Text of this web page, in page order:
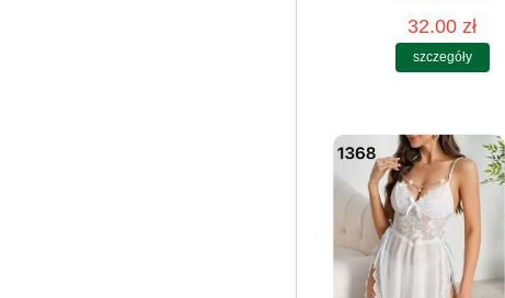
32.00 zł
szczegóły